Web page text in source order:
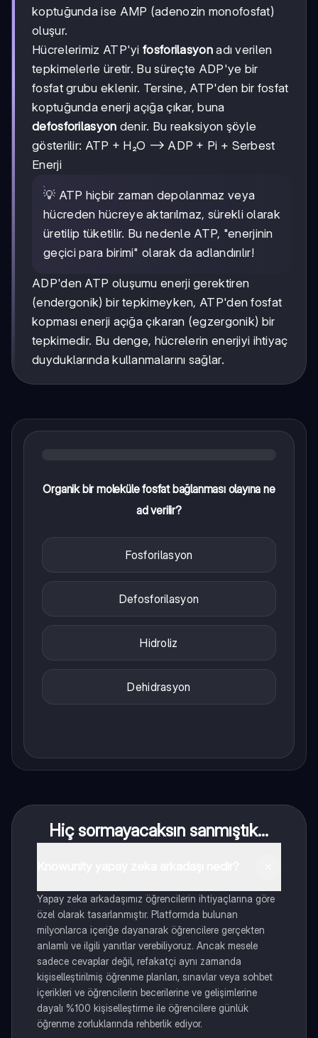
koptuğunda ise AMP (adenozin monofosfat)
oluşur.
Hücrelerimiz ATP'yi fosforilasyonadı verilen
tepkimelerle üretir. Bu süreçte ADP'ye bir
fosfat grubu eklenir. Tersine, ATP'den bir fosfat
koptuğunda enerji açığa çıkar, buna
defosforilasyon denir. Bu reaksiyon şöyle
gösterilir: ATP + H₂O ⟶ ADP + Pi + Serbest
Enerji
💡 ATP hiçbir zaman depolanmaz veya
hücreden hücreye aktarılmaz, sürekli olarak
üretilip tüketilir. Bu nedenle ATP, "enerjinin
geçici para birimi" olarak da adlandırılır!
ADP'den ATP oluşumu enerji gerektiren
(endergonik) bir tepkimeyken, ATP'den fosfat
kopması enerji açığa çıkaran (egzergonik) bir
tepkimedir. Bu denge, hücrelerin enerjiyi ihtiyaç
duyduklarında kullanmalarını sağlar.
Organik bir moleküle fosfat bağlanması olayına ne
ad verilir?
Fosforilasyon
Defosforilasyon
Hidroliz
Dehidrasyon
Hiç sormayacaksın sanmıştık...
Yapay zeka arkadaşımız öğrencilerin ihtiyaçlarına göre
özel olarak tasarlanmıştır. Platformda bulunan
milyonlarca içeriğe dayanarak öğrencilere gerçekten
anlamlı ve ilgili yanıtlar verebiliyoruz. Ancak mesele
sadece cevaplar değil, refakatçi aynı zamanda
kişiselleştirilmiş öğrenme planları, sınavlar veya sohbet
içerikleri ve öğrencilerin becerilerine ve gelişimlerine
dayalı %100 kişiselleştirme ile öğrencilere günlük
öğrenme zorluklarında rehberlik ediyor.